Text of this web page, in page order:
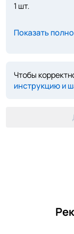
1 шт.
Показать
Чтобы
инструкцию и